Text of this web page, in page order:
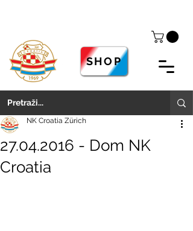
SHOP
27.04.2016 - Dom NK
Croatia
NK Croatia Zürich